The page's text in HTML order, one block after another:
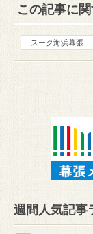
この記事に
スーク海浜幕張
週間人気記事